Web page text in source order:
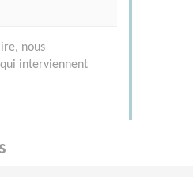
nous
interviennent